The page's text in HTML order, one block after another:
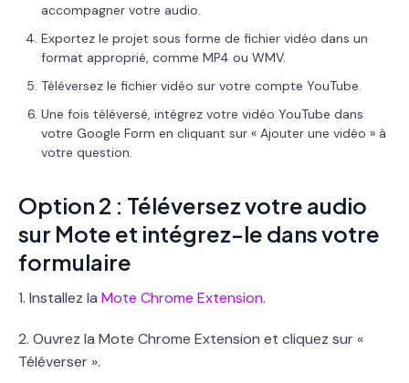
accompagner votre audio.
Exportez le projet sous forme de fichier vidéo dans un
format approprié, comme MP4 ou WMV.
Téléversez le fichier vidéo sur votre compte YouTube.
Une fois téléversé, intégrez votre vidéo YouTube dans
votre Google Form en cliquant sur « Ajouter une vidéo » à
votre question.
Option 2 : Téléversez votre audio
sur Mote et intégrez-le dans votre
formulaire
1. Installez la Mote Chrome Extension.
2. Ouvrez la Mote Chrome Extension et cliquez sur «
Téléverser ».